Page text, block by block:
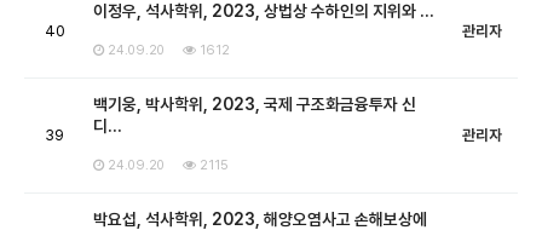
40
이정우, 석사학위, 2023, 상법상 수하인의 지위와 …
24.09.20 1612
관리자
39
백기웅, 박사학위, 2023, 국제 구조화금융투자 신
디…
24.09.20 2115
관리자
박요섭, 석사학위, 2023, 해양오염사고 손해보상에